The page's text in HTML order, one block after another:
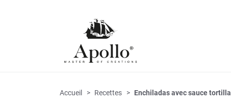
Accueil Recettes Enchiladas avec sauce tortilla